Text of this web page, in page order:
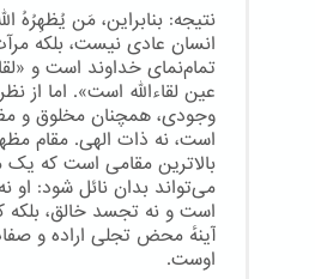
نتیجه: بنابراین، مَن یُظهِرُهُ
انسان عادی نیست، بلکه
تمام‌نمای خداوند است و
عین لقاءالله است». اما از نظر
وجودی، همچنان مخلوق و
است، نه ذات الهی. مقام
بالاترین مقامی است که
می‌تواند بدان نائل شود: او
است و نه تجسد خالق، بلکه
آینهٔ محض تجلی اراده و
اوست.